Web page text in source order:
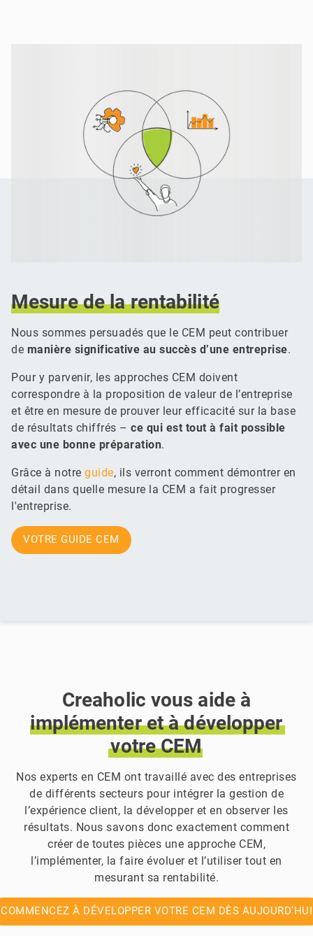
Mesure de la rentabilité
Nous sommes persuadés que le CEM peut contribuer
de manière significative au succès d’une entreprise.
Pour y parvenir, les approches CEM doivent
correspondre à la proposition de valeur de l’entreprise
et être en mesure de prouver leur efficacité sur la base
de résultats chiffrés – ce qui est tout à fait possible
avec une bonne préparation.
Grâce à notre guide, ils verront comment démontrer en
détail dans quelle mesure la CEM a fait progresser
l'entreprise.
VOTRE GUIDE CEM
Creaholic vous aide à
implémenter et à développer
votre CEM
Nos experts en CEM ont travaillé avec des entreprises
de différents secteurs pour intégrer la gestion de
l’expérience client, la développer et en observer les
résultats. Nous savons donc exactement comment
créer de toutes pièces une approche CEM,
l’implémenter, la faire évoluer et l’utiliser tout en
mesurant sa rentabilité.
COMMENCEZ À DÉVELOPPER VOTRE CEM DÈS AUJOURD’HUI